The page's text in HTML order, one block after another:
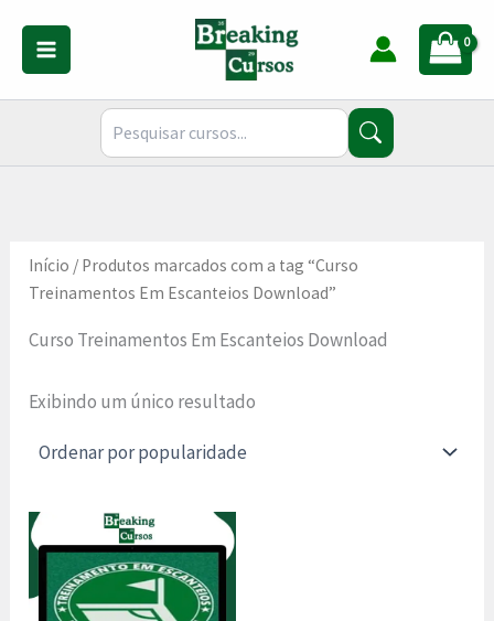
conteúdo
Início / Produtos marcados com a tag “Curso
Treinamentos Em Escanteios Download”
Curso Treinamentos Em Escanteios Download
Exibindo um único resultado